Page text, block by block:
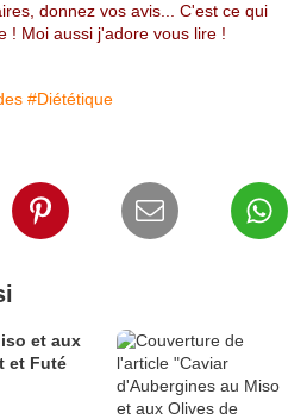
donnez vos avis... C'est ce qui
! Moi aussi j'adore vous lire !
#Diététique
et aux
et Futé